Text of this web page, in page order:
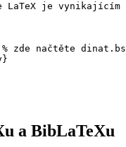
LaTeX je vynikajícím
% zde načtěte
a BibLaTeXu